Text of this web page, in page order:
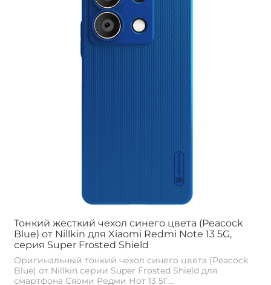
Тонкий жесткий чехол синего цвета (Peacock
Blue) от Nillkin для Xiaomi Redmi Note 13 5G,
серия Super Frosted Shield
Оригинальный тонкий чехол синего цвета (Peacock
Blue) от Nillkin серии Super Frosted Shield для
смартфона Сяоми Редми Нот 13 5Г...